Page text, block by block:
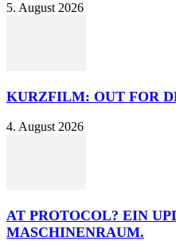
5. August 2026
KURZFILM: OUT FOR
4. August 2026
AT PROTOCOL? EIN
MASCHINENRAUM.